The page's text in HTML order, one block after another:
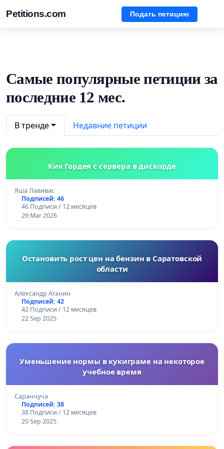
Petitions.com Подать петицию
Самые популярные петиции за
последние 12 мес.
В тренде Недавние петиции
Кик Гордея с сервера в дискорде
Яша Лавивас
Подписей: 46
46 Подписи / 12 месяцев
29 Mar 2026
Остановить рост цен на бензин в Саратовской
области
Александр Аганин
Подписей: 42
42 Подписи / 12 месяцев
22 Sep 2025
Уменьшение нормы в кукиграме на некоторое
учебное время
Саранчуча
Подписей: 38
38 Подписи / 12 месяцев
20 Sep 2025